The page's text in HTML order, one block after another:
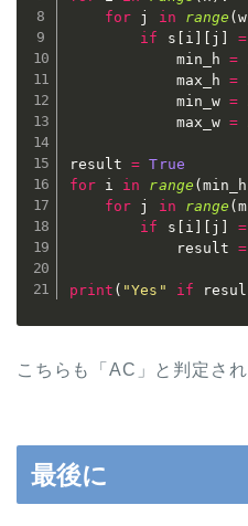
for j in range (w
if
s i j
            min_h
=
            max_h
=
            min_w
=
            max_w
=
result = True
for i in range (min_h
for j in range (
if
s i j
            result
=
print ( "Yes" if
こちらも「AC」と判定され
最後に